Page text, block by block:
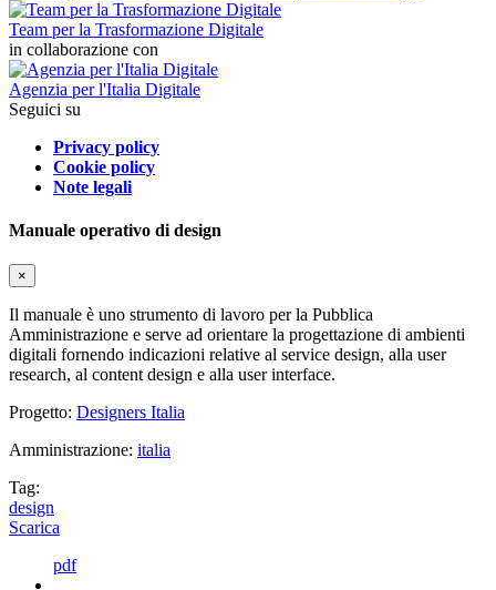
Team per la Trasformazione Digitale
in collaborazione con
Agenzia per l'Italia Digitale
Seguici su
Privacy policy
Cookie policy
Note legali
Manuale operativo di design
×
Il manuale è uno strumento di lavoro per la Pubblica
Amministrazione e serve ad orientare la progettazione di ambienti
digitali fornendo indicazioni relative al service design, alla user
research, al content design e alla user interface.
Progetto: Designers Italia
Amministrazione: italia
Tag:
design
Scarica
pdf